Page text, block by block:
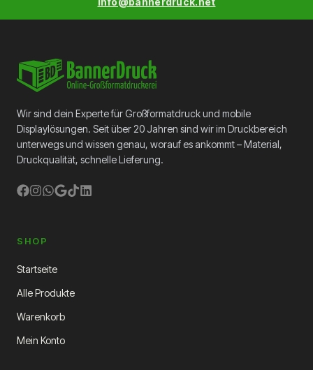
Wir sind dein Experte für Großformatdruck und mobile
Displaylösungen. Seit über 20 Jahren sind wir im Druckbereich
unterwegs und wissen genau, worauf es ankommt – Material,
Druckqualität, schnelle Lieferung.
SHOP
Startseite
Alle Produkte
Warenkorb
Mein Konto